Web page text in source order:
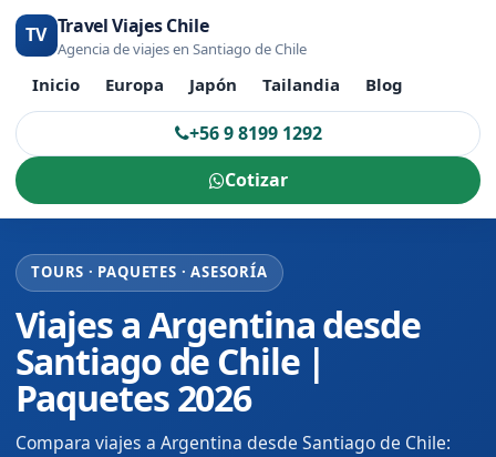
TV Travel Viajes Chile
Agencia de viajes en Santiago de Chile
Inicio Europa Japón Tailandia Blog
+56 9 8199 1292
Cotizar
TOURS · PAQUETES · ASESORÍA
Viajes a Argentina desde
Santiago de Chile |
Paquetes 2026
Compara viajes a Argentina desde Santiago de Chile: